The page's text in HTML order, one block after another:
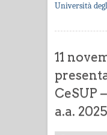
Università
11
CeSUP
a.a.